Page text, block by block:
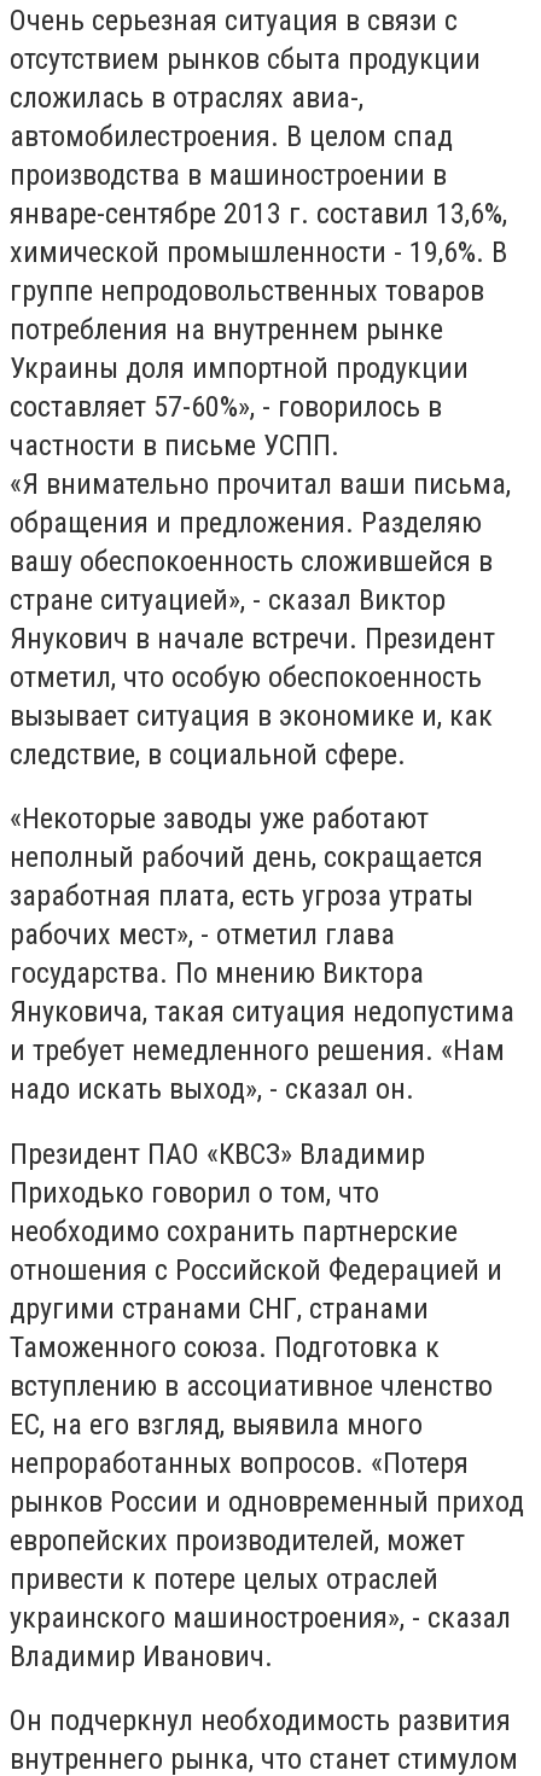
Очень серьезная ситуация в связи с
отсутствием рынков сбыта продукции
сложилась в отраслях авиа-,
автомобилестроения. В целом спад
производства в машиностроении в
январе-сентябре 2013 г. составил 13,6%,
химической промышленности - 19,6%. В
группе непродовольственных товаров
потребления на внутреннем рынке
Украины доля импортной продукции
составляет 57-60%», - говорилось в
частности в письме УСПП.
«Я внимательно прочитал ваши письма,
обращения и предложения. Разделяю
вашу обеспокоенность сложившейся в
стране ситуацией», - сказал Виктор
Янукович в начале встречи. Президент
отметил, что особую обеспокоенность
вызывает ситуация в экономике и, как
следствие, в социальной сфере.
«Некоторые заводы уже работают
неполный рабочий день, сокращается
заработная плата, есть угроза утраты
рабочих мест», - отметил глава
государства. По мнению Виктора
Януковича, такая ситуация недопустима
и требует немедленного решения. «Нам
надо искать выход», - сказал он.
Президент ПАО «КВСЗ» Владимир
Приходько говорил о том, что
необходимо сохранить партнерские
отношения с Российской Федерацией и
другими странами СНГ, странами
Таможенного союза. Подготовка к
вступлению в ассоциативное членство
ЕС, на его взгляд, выявила много
непроработанных вопросов. «Потеря
рынков России и одновременный приход
европейских производителей, может
привести к потере целых отраслей
украинского машиностроения», - сказал
Владимир Иванович.
Он подчеркнул необходимость развития
внутреннего рынка, что станет стимулом